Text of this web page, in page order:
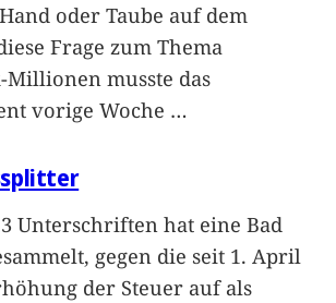
oder Taube auf dem
Frage zum Thema
musste das
vorige Woche …
Unterschriften hat eine Bad
gegen die seit 1. April
der Steuer auf als